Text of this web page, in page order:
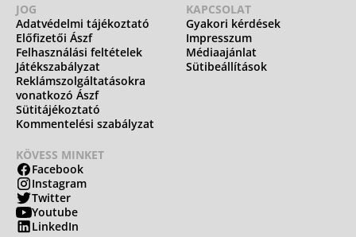
JOG
Adatvédelmi tájékoztató
Előfizetői Ászf
Felhasználási feltételek
Játékszabályzat
Reklámszolgáltatásokra
vonatkozó Ászf
Sütitájékoztató
Kommentelési szabályzat
KAPCSOLAT
Gyakori kérdések
Impresszum
Médiaajánlat
Sütibeállítások
KÖVESS MINKET
Facebook
Instagram
Twitter
Youtube
LinkedIn